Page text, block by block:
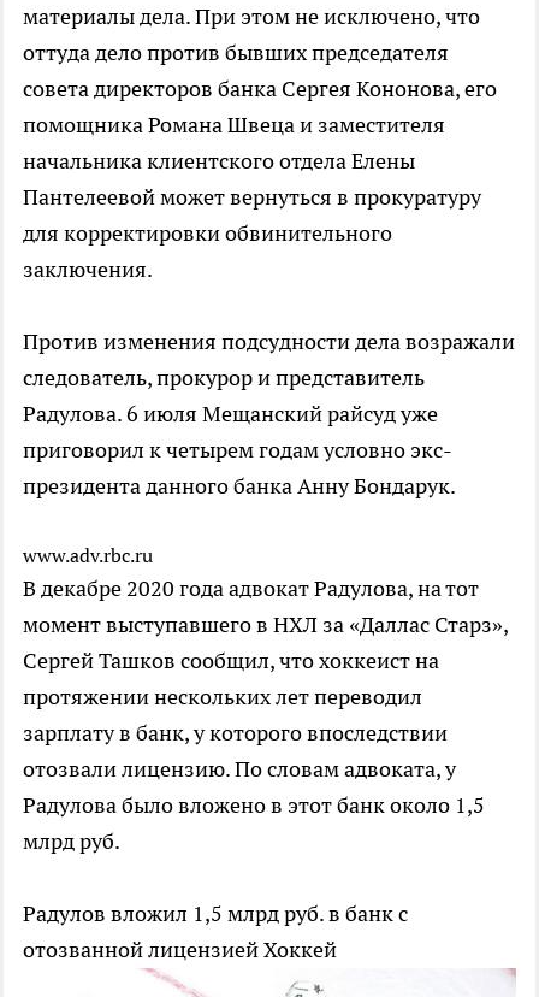
материалы дела. При этом не исключено, что
оттуда дело против бывших председателя
совета директоров банка Сергея Кононова, его
помощника Романа Швеца и заместителя
начальника клиентского отдела Елены
Пантелеевой может вернуться в прокуратуру
для корректировки обвинительного
заключения.
Против изменения подсудности дела возражали
следователь, прокурор и представитель
Радулова. 6 июля Мещанский райсуд уже
приговорил к четырем годам условно экс-
президента данного банка Анну Бондарук.
www.adv.rbc.ru
В декабре 2020 года адвокат Радулова, на тот
момент выступавшего в НХЛ за «Даллас Старз»,
Сергей Ташков сообщил, что хоккеист на
протяжении нескольких лет переводил
зарплату в банк, у которого впоследствии
отозвали лицензию. По словам адвоката, у
Радулова было вложено в этот банк около 1,5
млрд руб.
Радулов вложил 1,5 млрд руб. в банк с
отозванной лицензиейХоккей